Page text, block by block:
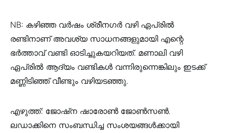
NB: കഴിഞ്ഞ വർഷം ശ്രീനഗർ വഴി ഏപ്രിൽ
രണ്ടിനാണ് അവശ്യ സാധനങ്ങളുമായി എന്റെ
ഭർത്താവ് വണ്ടി ഓടിച്ചുകയറിയത്. മണാലി വഴി
ഏപ്രിൽ ആദ്യം വണ്ടികൾ വന്നിരുന്നെങ്കിലും ഇടക്ക്
മണ്ണിടിഞ്ഞ് വീണ്ടും വഴിയടഞ്ഞു.
എഴുത്ത്: ജോഷ്‌ന ഷാരോൺ ജോൺസൺ.
ലഡാക്കിനെ സംബന്ധിച്ച സംശയങ്ങൾക്കായി